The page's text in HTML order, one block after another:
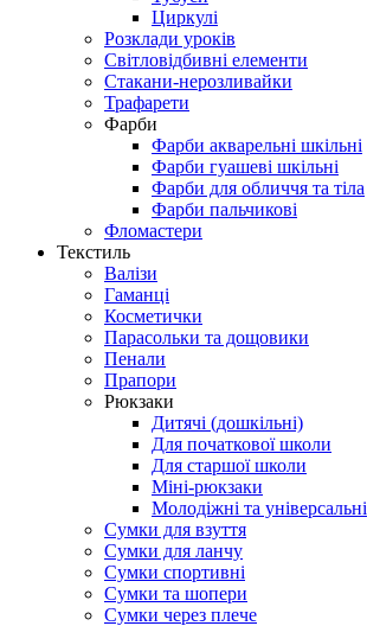
Циркулі
Розклади уроків
Світловідбивні елементи
Стакани-нерозливайки
Трафарети
Фарби
Фарби акварельні шкільні
Фарби гуашеві шкільні
Фарби для обличчя та тіла
Фарби пальчикові
Фломастери
Текстиль
Валізи
Гаманці
Косметички
Парасольки та дощовики
Пенали
Прапори
Рюкзаки
Дитячі (дошкільні)
Для початкової школи
Для старшої школи
Міні-рюкзаки
Молодіжні та універсальні
Сумки для взуття
Сумки для ланчу
Сумки спортивні
Сумки та шопери
Сумки через плече